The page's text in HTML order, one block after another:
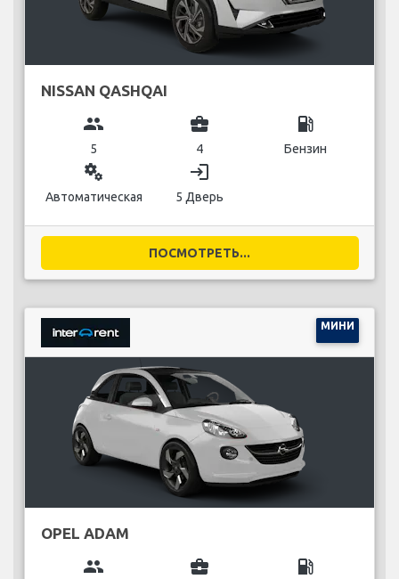
NISSAN QASHQAI
group
5
business_center
4
local_gas_station
Бензин
miscellaneous_services
Автоматическая
login
5 Дверь
ПОСМОТРЕТЬ...
МИНИ
OPEL ADAM
group business_center local_gas_station